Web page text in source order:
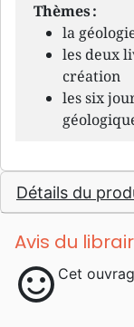
Thèmes :
la
les deux
création
les six
Détails du
Avis du
sentiment_satisfied Cet